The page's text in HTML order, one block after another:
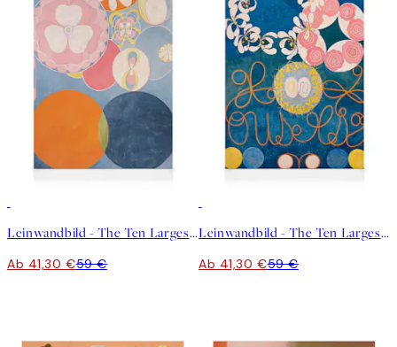
Leinwandbild - The Ten Largest, Childhood, No.2 by Hilma af Klint
Ab 41,30 €59 €
Leinwandbild - The Ten Largest, No.1, Childhood by Hilma af Klint
Ab 41,30 €59 €